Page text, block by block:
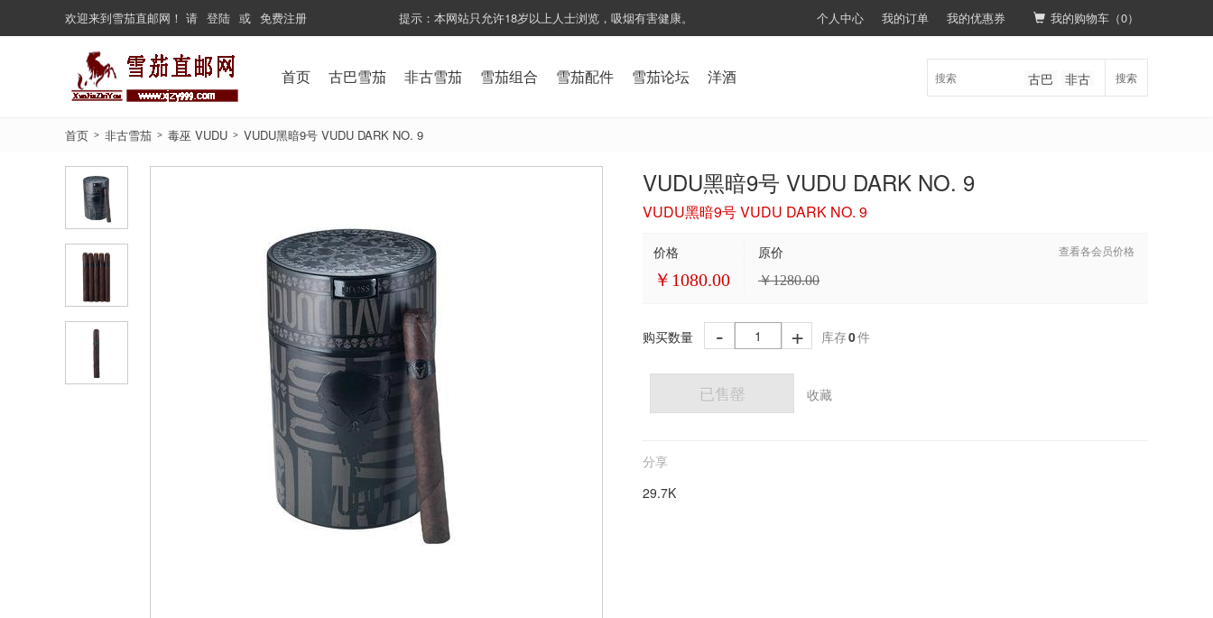
个人中心 我的订单 我的优惠券
欢迎来到雪茄直邮网 ！ 请 登陆 或 免费注册 提示：本网站只允许18岁以上人士浏览，吸烟有害健康。 我的购物车（0）
首页 古巴雪茄 非古雪茄 雪茄组合 雪茄配件 雪茄论坛 洋酒 搜索
古巴 非古
首页 > 非古雪茄 > 毒巫 VUDU > VUDU黑暗9号 VUDU DARK NO. 9
VUDU黑暗9号 VUDU DARK NO. 9
VUDU黑暗9号 VUDU DARK NO. 9
查看各会员价格
价格
￥ 1080.00
原价
￥1280.00
购买数量 - + 库存0件
已售罄 收藏
分享
29.7K